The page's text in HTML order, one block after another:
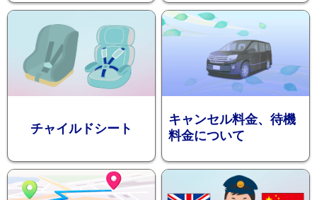
送迎
京
成
田
チャイルドシート
キャンセル料金、待機
料金について